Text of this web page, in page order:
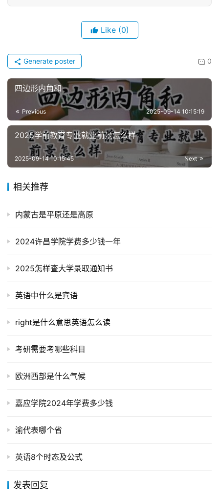
Like (0)
0
Generate poster
四边形内角和
Previous 2025-09-14 10:15:19
2025学前教育专业就业前景怎么样
Next
2025-09-14 10:15:45
相关推荐
内蒙古是平原还是高原
2024许昌学院学费多少钱一年
2025怎样查大学录取通知书
英语中什么是宾语
right是什么意思英语怎么读
考研需要考哪些科目
欧洲西部是什么气候
嘉应学院2024年学费多少钱
渝代表哪个省
英语8个时态及公式
发表回复